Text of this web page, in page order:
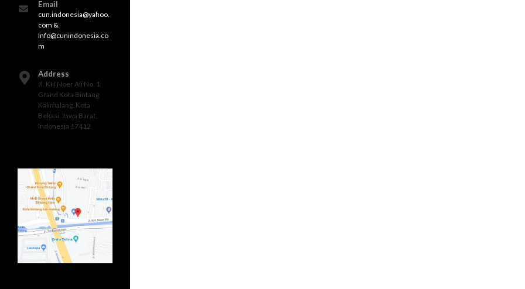
Email
cun.indonesia@yahoo.
com &
Info@cunindonesia.co
m
Address
Jl. KH Noer Ali No. 1
Grand Kota Bintang
Kalimalang. Kota
Bekasi. Jawa Barat,
Indonesia 17412